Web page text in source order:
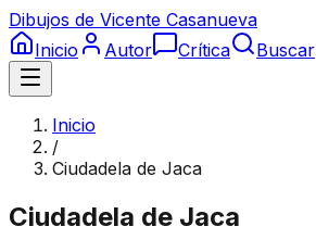
Dibujos de Vicente Casanueva
Inicio
Autor Crítica Buscar
Inicio
/
Ciudadela de Jaca
Ciudadela de Jaca